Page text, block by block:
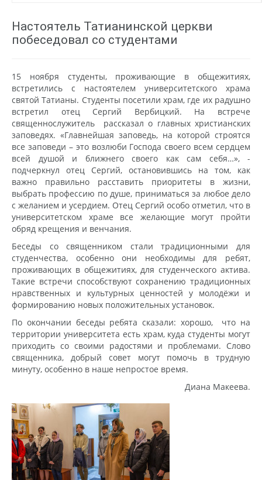
Настоятель Татианинской церкви
побеседовал со студентами
15 ноября студенты, проживающие в общежитиях,
встретились с настоятелем университетского храма
святой Татианы. Студенты посетили храм, где их радушно
встретил отец Сергий Вербицкий. На встрече
священнослужитель рассказал о главных христианских
заповедях. «Главнейшая заповедь, на которой строятся
все заповеди – это возлюби Господа своего всем сердцем
всей душой и ближнего своего как сам себя…», -
подчеркнул отец Сергий, остановившись на том, как
важно правильно расставить приоритеты в жизни,
выбрать профессию по душе, приниматься за любое дело
с желанием и усердием. Отец Сергий особо отметил, что в
университетском храме все желающие могут пройти
обряд крещения и венчания.
Беседы со священником стали традиционными для
студенчества, особенно они необходимы для ребят,
проживающих в общежитиях, для студенческого актива.
Такие встречи способствуют сохранению традиционных
нравственных и культурных ценностей у молодёжи и
формированию новых положительных установок.
По окончании беседы ребята сказали: хорошо, что на
территории университета есть храм, куда студенты могут
приходить со своими радостями и проблемами. Слово
священника, добрый совет могут помочь в трудную
минуту, особенно в наше непростое время.
Диана Макеева.